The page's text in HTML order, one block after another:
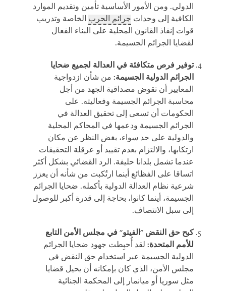
الدولي. ومن الأمور الأساسية تأمين وتقديم الموارد
الكافية إلى وحدات جرائم الحرب الخاصة وتدريب
قوات إنفاذ القانون المحلية على البناء الفعال
لقضايا الجرائم الجسيمة.
توفير فرص متكافئة في العدالة لجميع ضحايا
الجرائم الدولية الجسيمة: من شأن ازدواجية
المعايير أن تقوض مصداقية الجهد من أجل
محاسبة الجرائم الجسيمة وفعاليته. على
الحكومات أن تسعى إلى تحقيق العدالة في
الجرائم الجسيمة ودعمها في المحاكم المحلية
والدولية على حد سواء، بغض النظر عن مكان
ارتكابها، والالتزام بعدم تقييد أو عرقلة التحقيقات
عندما تشمل بلدانا حليفة. الرد القضائي بشكل أكثر
اتساقا على الفظائع أينما ارتُكبت من شأنه أن يعزز
شرعية نظام العدالة الدولية بأكمله. ضحايا الجرائم
الجسيمة، أينما كانوا، بحاجة إلى قدرة أكبر للوصول
إلى سبل الانتصاف.
كبح حق النقض "الفيتو" في مجلس الأمن التابع
للأمم المتحدة: لقد أُحبِطت جهود ضحايا الجرائم
الدولية الجسيمة عبر استخدام حق النقض في
مجلس الأمن، الذي كان بإمكانه أن يحيل قضايا
مثل سوريا أو ميانمار إلى المحكمة الجنائية